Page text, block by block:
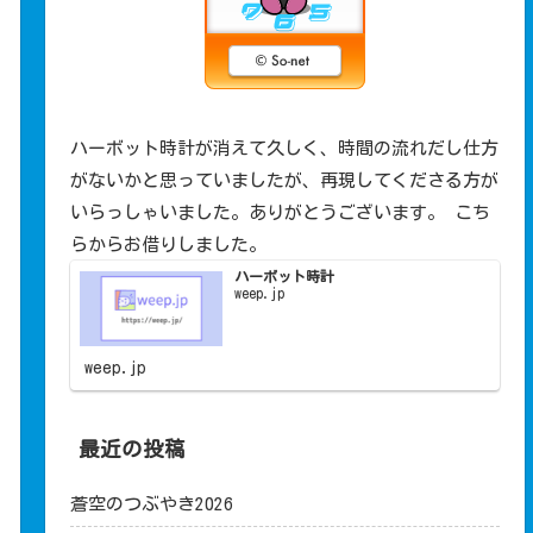
ハーボット時計が消えて久しく、時間の流れだし仕方
がないかと思っていましたが、再現してくださる方が
いらっしゃいました。ありがとうございます。 こち
らからお借りしました。
ハーボット時計
weep​.jp
weep.jp
最近の投稿
蒼空のつぶやき2026